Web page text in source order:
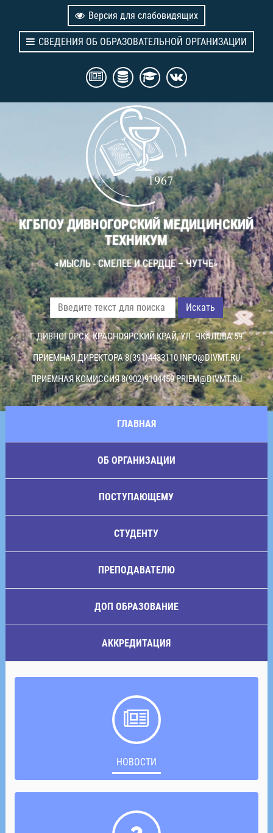
Версия для слабовидящих
СВЕДЕНИЯ ОБ ОБРАЗОВАТЕЛЬНОЙ ОРГАНИЗАЦИИ
КГБПОУ ДИВНОГОРСКИЙ МЕДИЦИНСКИЙ
ТЕХНИКУМ
«МЫСЛЬ - СМЕЛЕЕ И СЕРДЦЕ – ЧУТЧЕ»
Искать
Г. ДИВНОГОРСК, КРАСНОЯРСКИЙ КРАЙ, УЛ. ЧКАЛОВА 59
ПРИЕМНАЯ ДИРЕКТОРА 8(391)4433110INFO@DIVMT.RU
ПРИЕМНАЯ КОМИССИЯ 8(902)9104459PRIEM@DIVMT.RU
ГЛАВНАЯ
ОБ ОРГАНИЗАЦИИ
ПОСТУПАЮЩЕМУ
СТУДЕНТУ
ПРЕПОДАВАТЕЛЮ
ДОП ОБРАЗОВАНИЕ
АККРЕДИТАЦИЯ
НОВОСТИ